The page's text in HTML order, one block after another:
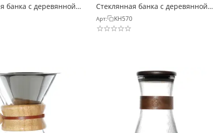
банка с деревянной
стекло,
Стеклянная банка с деревянной
крышкой, рельефное стекло,
900мл
Арт: KH570